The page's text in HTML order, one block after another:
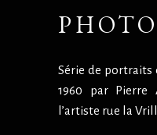
Série de portraits
1960 par
l’artiste rue la